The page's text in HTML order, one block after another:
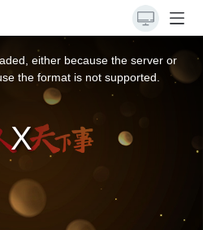
either because the server or
the format is not supported.